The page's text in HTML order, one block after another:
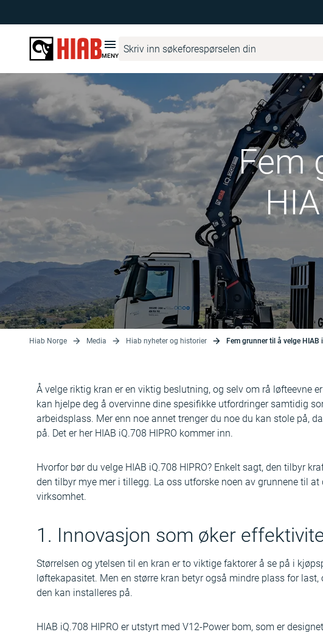
MENY
Fem
Hiab Norge Media Hiab nyheter og historier Fem grunner til å velge HIAB
Å velge riktig kran er en viktig beslutning, og selv om rå løfteevne
kan hjelpe deg å overvinne dine spesifikke utfordringer samtidig
arbeidsplass. Mer enn noe annet trenger du noe du kan stole på,
på. Det er her HIAB iQ.708 HIPRO kommer inn.
Hvorfor bør du velge HIAB iQ.708 HIPRO? Enkelt sagt, den tilbyr
den tilbyr mye mer i tillegg. La oss utforske noen av grunnene til
virksomhet.
1. Innovasjon som øker
Størrelsen og ytelsen til en kran er to viktige faktorer å se på i
løftekapasitet. Men en større kran betyr også mindre plass for
den kan installeres på.
HIAB iQ.708 HIPRO er utstyrt med V12-Power bom, som er